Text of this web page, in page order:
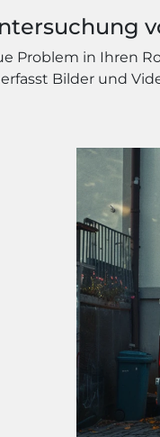
Problem in Ihren
erfasst Bilder und